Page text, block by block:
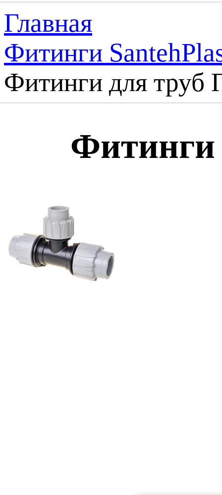
Главная
Фитинги
Фитинги для